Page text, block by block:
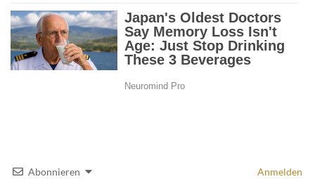
Abonnieren Anmelden